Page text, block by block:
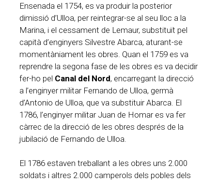
Ensenada el 1754, es va produir la posterior
dimissió d’Ulloa, per reintegrar-se al seu lloc a la
Marina, i el cessament de Lemaur, substituït pel
capità d’enginyers Silvestre Abarca, aturant-se
momentàniament les obres. Quan el 1759 es va
reprendre la segona fase de les obres es va decidir
fer-ho pel Canal del Nord, encarregant la direcció
a l’enginyer militar Fernando de Ulloa, germà
d’Antonio de Ulloa, que va substituir Abarca. El
1786, l’enginyer militar Juan de Homar es va fer
càrrec de la direcció de les obres després de la
jubilació de Fernando de Ulloa.
El 1786 estaven treballant a les obres uns 2.000
soldats i altres 2.000 camperols dels pobles dels